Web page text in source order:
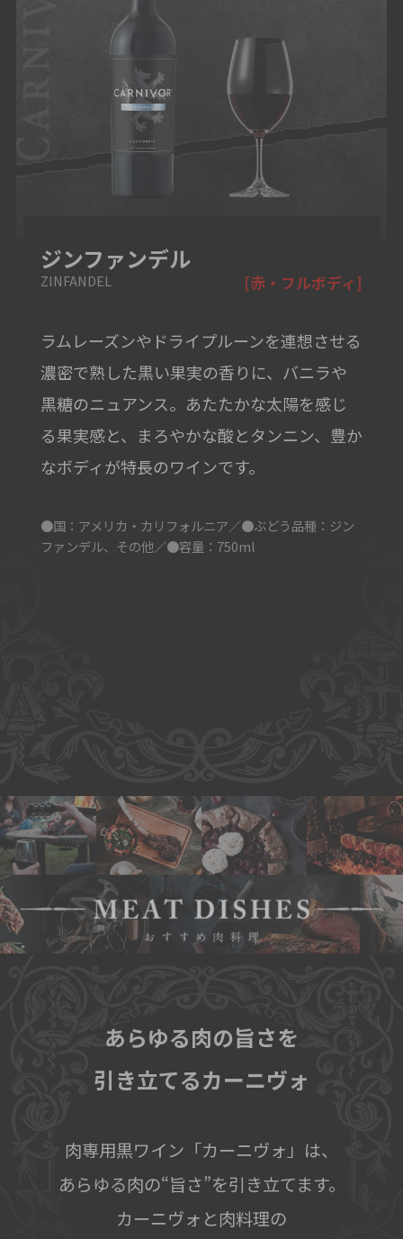
ジンファンデル
ZINFANDEL [赤・フルボディ]
ラムレーズンやドライプルーンを連想させる
濃密で熟した黒い果実の香りに、バニラや
黒糖のニュアンス。あたたかな太陽を感じ
る果実感と、まろやかな酸とタンニン、豊か
なボディが特長のワインです。
●国：アメリカ・カリフォルニア／●ぶどう品種：ジン
ファンデル、その他／●容量：750ml
あらゆる肉の旨さを
引き立てるカーニヴォ
肉専用黒ワイン「カーニヴォ」は、
あらゆる肉の“旨さ”を引き立てます。
カーニヴォと肉料理の